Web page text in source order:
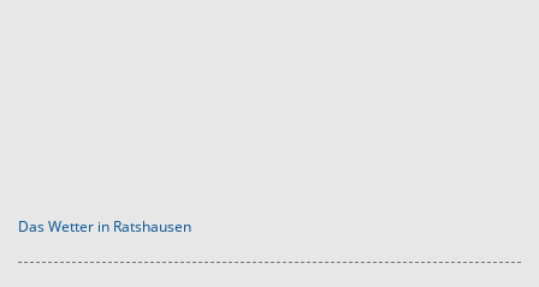
Das Wetter in Ratshausen